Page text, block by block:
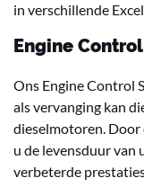
in verschillende
Engine
Ons Engine Control
als vervanging kan
dieselmotoren.
u de levensduur
verbeterde